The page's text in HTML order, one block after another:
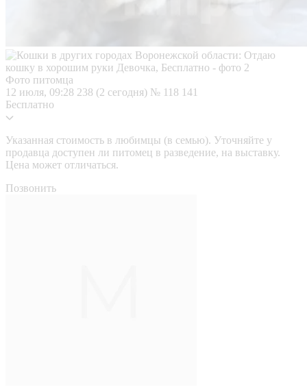
Фото питомца
12 июля, 09:28 238 (2 сегодня) № 118 141
Бесплатно
Указанная стоимость в любимцы (в семью). Уточняйте у
продавца доступен ли питомец в разведение, на выставку.
Цена может отличаться.
Позвонить